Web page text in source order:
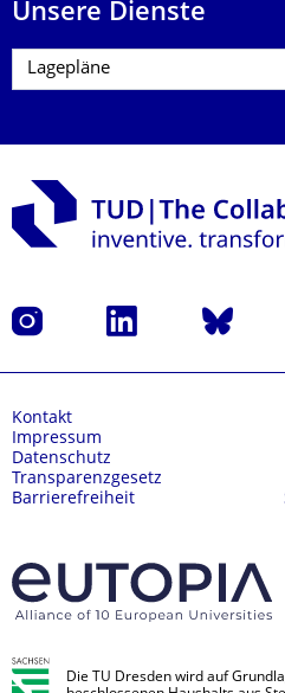
Unsere Dienste
Instagram LinkedIn Bluesky
Kontakt
Impressum
Datenschutz
Transparenzgesetz
Barrierefreiheit
Die TU Dresden wird auf